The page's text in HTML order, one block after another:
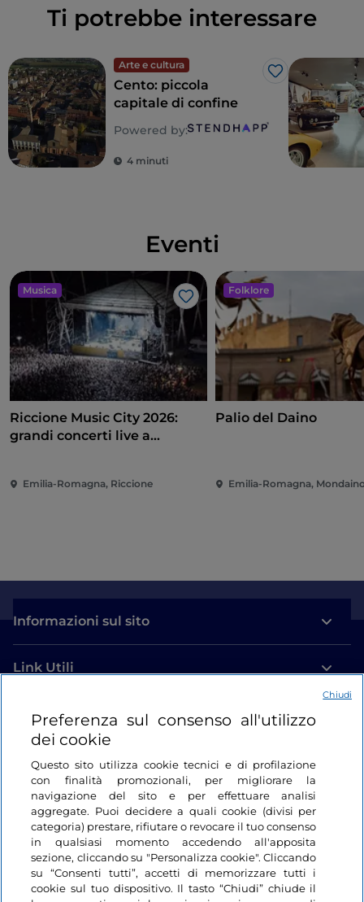
Ti potrebbe interessare
Arte e cultura
Like
Cento: piccola
capitale di confine
Powered by:
4 minuti
Eventi
Musica
Like
Riccione Music City 2026:
grandi concerti live a
Emilia-Romagna, Riccione
Folklore
Palio del Daino
Emilia-Romagna,
Informazioni sul sito
Link Utili
Login
Restiamo in contatto
Preferenza sul consenso all'utilizzo
dei cookie
Questo sito utilizza cookie tecnici e di profilazione
con finalità promozionali, per migliorare la
navigazione del sito e per effettuare analisi
aggregate. Puoi decidere a quali cookie (divisi per
categoria) prestare, rifiutare o revocare il tuo consenso
in qualsiasi momento accedendo all'apposita
sezione, cliccando su "Personalizza cookie". Cliccando
su “Consenti tutti”, accetti di memorizzare tutti i
cookie sul tuo dispositivo. Il tasto “Chiudi” chiude il
Chiudi